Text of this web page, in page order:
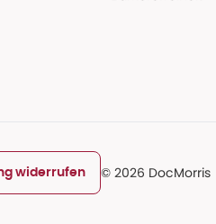
widerrufen © 2026 DocMorris